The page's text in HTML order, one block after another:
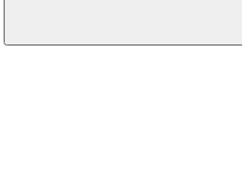
Buscar